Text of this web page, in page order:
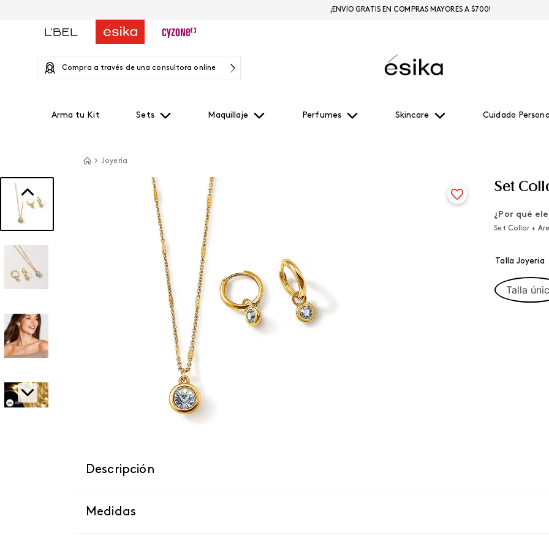
Compra a través de una consultora online
Arma tu Kit Sets Maquillaje Perfumes Skincare Cuidado
¡ENVÍO GRATIS EN COMPRAS MAYORES A $700!
Joyería
Set
¿Por qué
Set Collar +
Talla Joyeria
Talla
Descripción
Medidas